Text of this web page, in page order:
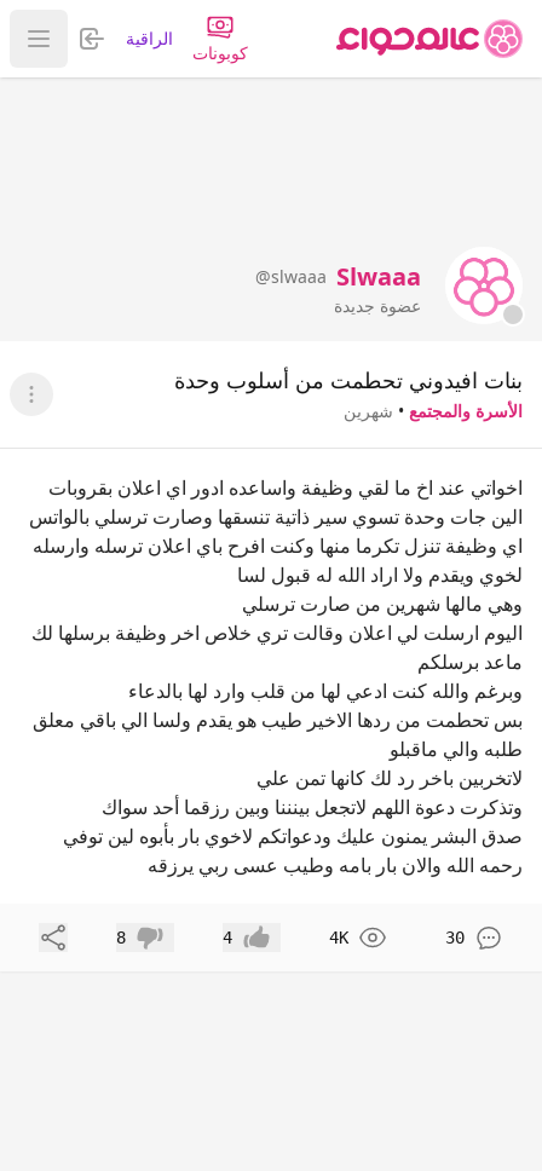
كوبونات
الراقية تسجيل
عرض
Slwaaa
@slwaaa
عضوة جديدة
بنات افيدوني تحطمت من أسلوب وحدة
الأسرة والمجتمع • شهرين عرض
اخواتي عند اخ ما لقي وظيفة واساعده ادور اي اعلان بقروبات
الين جات وحدة تسوي سير ذاتية تنسقها وصارت ترسلي بالواتس
اي وظيفة تنزل تكرما منها وكنت افرح باي اعلان ترسله وارسله
لخوي ويقدم ولا اراد الله له قبول لسا
وهي مالها شهرين من صارت ترسلي
اليوم ارسلت لي اعلان وقالت تري خلاص اخر وظيفة برسلها لك
ماعد برسلكم
وبرغم والله كنت ادعي لها من قلب وارد لها بالدعاء
بس تحطمت من ردها الاخير طيب هو يقدم ولسا الي باقي معلق
طلبه والي ماقبلو
لاتخربين باخر رد لك كانها تمن علي
وتذكرت دعوة اللهم لاتجعل بينننا وبين رزقما أحد سواك
صدق البشر يمنون عليك ودعواتكم لاخوي بار بأبوه لين توفي
رحمه الله والان بار بامه وطيب عسى ربي يرزقه
30
4K إعجاب 4 عدم إعجاب
8 مشاركة